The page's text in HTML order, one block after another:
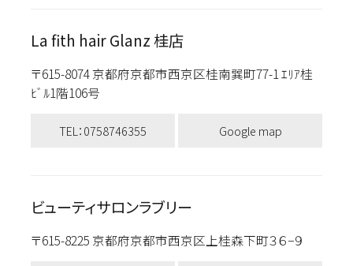
La fith hair Glanz 桂店
〒615-8074 京都府京都市西京区桂南巽町77-1 ｴﾘｱ桂
ﾋﾞﾙ1階106号
TEL：0758746355 Google map
ビューティサロンラブリー
〒615-8225 京都府京都市西京区上桂森下町３６−９